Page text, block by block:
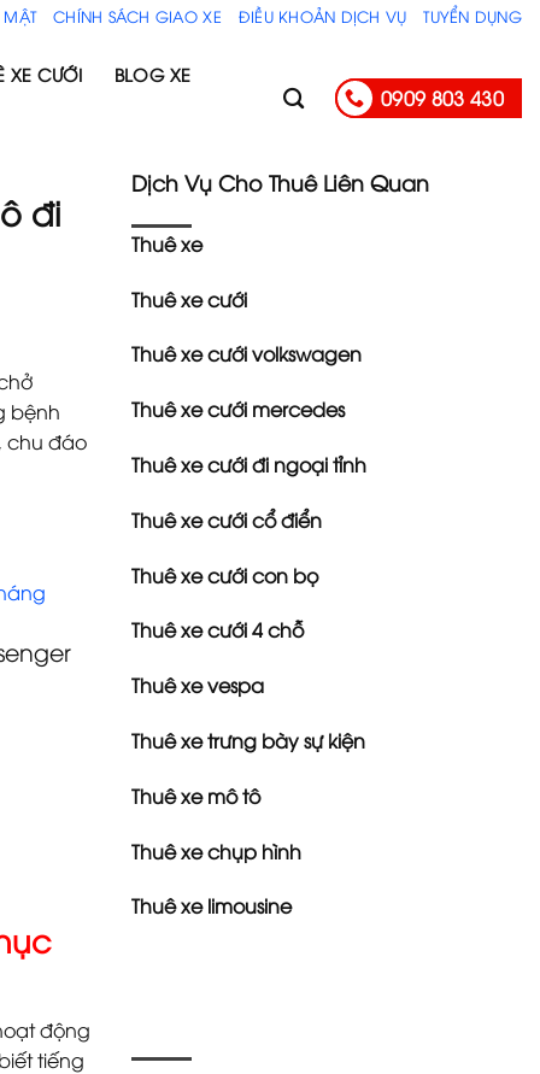
CHÍNH SÁCH GIAO XE ĐIỀU KHOẢN DỊCH VỤ TUYỂN DỤNG
XE CƯỚI BLOG XE
0909 803 430
đi
bệnh
chu đáo
động
tiếng
Dịch Vụ Cho Thuê Liên Quan
Thuê xe
Thuê xe cưới
Thuê xe cưới volkswagen
Thuê xe cưới mercedes
Thuê xe cưới đi ngoại tỉnh
Thuê xe cưới cổ điển
Thuê xe cưới con bọ
Thuê xe cưới 4 chỗ
Thuê xe vespa
Thuê xe trưng bày sự kiện
Thuê xe mô tô
Thuê xe chụp hình
Thuê xe limousine